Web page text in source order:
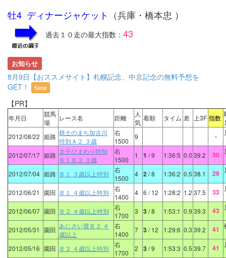
牡4 ディナージャケット （兵庫・橋本忠 ）
過去１０走の最大指数： 43
お知らせ
8月9日【おススメサイト】札幌記念、中京記念の無料予想を
GET！
New
【PR】
年月日
競馬
場
レース名 距離
人
気
着順 タイム 差 上3F 指数
2012/08/22 姫路 棋士のまち加古川
特別Ａ２ ３歳
右
1500
9 -
2012/07/17 姫路 太子ひまわり特別
Ｂ１Ｂ２ ３歳
右
1500
1 1 / 9 1:36:5 0.0 39.2 30
2012/07/04 姫路 Ｂ１ ３歳以上特別
右
1500
4 2/ 8 1:36:2 0.5 38.1 29
2012/06/21 園田 Ｂ１ ４歳以上特別
右
1400
4 6 / 12 1:28:2 1.2 37.5 33
2012/06/07 園田 Ｂ２ ４歳以上特別
右
1700
3 3/ 8 1:53:1 0.9 39.3 43
2012/05/31 園田 あじさい賞Ｂ２ ４
歳以上
右
1400
7 3/ 12 1:29:6 0.3 39.2 41
2012/05/16 園田 Ｂ２ ４歳以上特別
右
1700
2 3/ 9 1:53:3 0.5 39.7 41